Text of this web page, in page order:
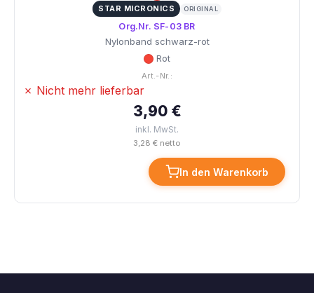
STAR MICRONICS ORIGINAL
Org.Nr. SF-03 BR
Nylonband schwarz-rot
Rot
Art.-Nr.:
✗ Nicht mehr lieferbar
3,90 €
inkl. MwSt.
3,28 € netto
In den Warenkorb